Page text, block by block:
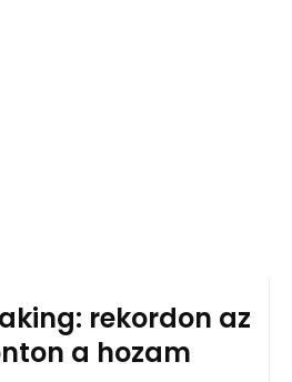
rekordon az
a hozam